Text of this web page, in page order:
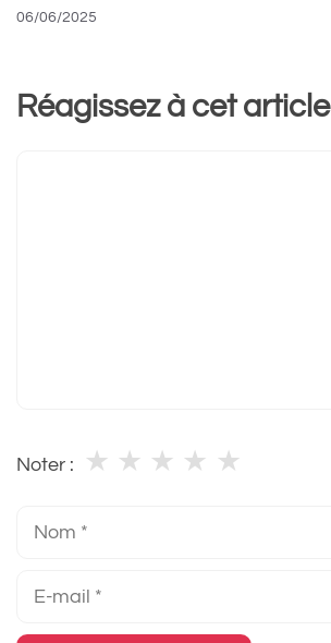
06/06/2025
Réagissez à cet article
Noter : ★
★
★
★
★